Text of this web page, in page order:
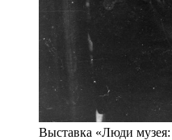
Выставка «Люди